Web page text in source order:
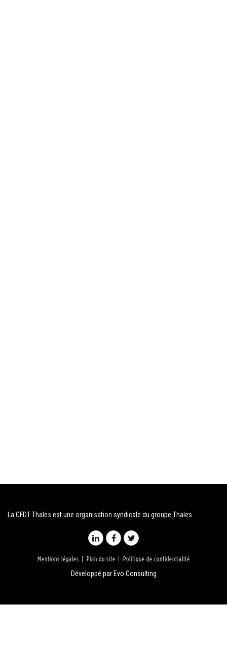
La CFDT Thales est une organisation syndicale du groupe Thales.
Mentions légales Plan du site Politique de confidentialité
Développé parEvo Consulting